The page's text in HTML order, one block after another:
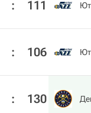
: 111
: 106
: 130